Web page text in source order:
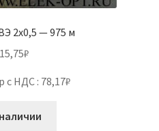
2х0,5 — 975 м
₽
с НДС : 78,17₽